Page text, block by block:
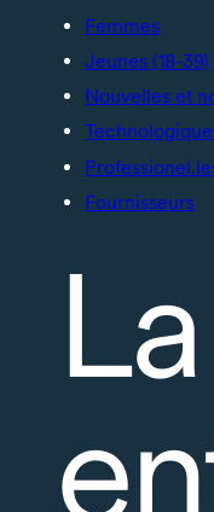
Femmes
Jeunes (18-39)
Nouvelles et
Fournisseurs